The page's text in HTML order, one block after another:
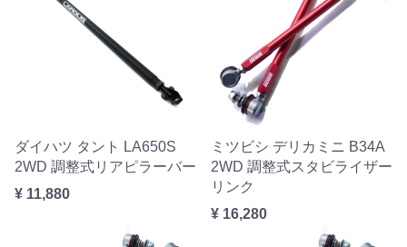
ダイハツ タント LA650S
2WD 調整式リアピラーバー
¥ 11,880
ミツビシ デリカミニ B34A
2WD 調整式スタビライザー
リンク
¥ 16,280